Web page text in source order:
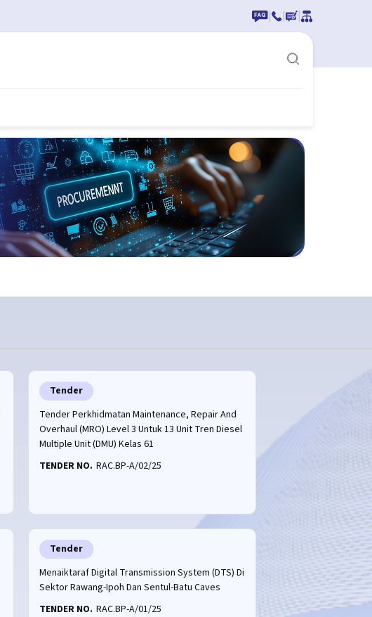
| | |
Tender
Tender Perkhidmatan Maintenance, Repair And
Overhaul (MRO) Level 3 Untuk 13 Unit Tren Diesel
Multiple Unit (DMU) Kelas 61
TENDER NO. RAC.BP-A/02/25
Tender
Menaiktaraf Digital Transmission System (DTS) Di
Sektor Rawang-Ipoh Dan Sentul-Batu Caves
TENDER NO. RAC.BP-A/01/25